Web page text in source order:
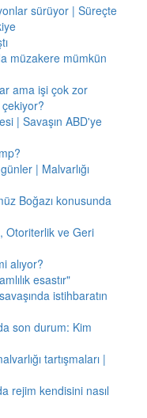
sürüyor | Süreçte
müzakere mümkün
ama işi çok zor
| Savaşın ABD'ye
| Malvarlığı
Boğazı konusunda
Otoriterlik ve Geri
alıyor?
esastır"
istihbaratın
son durum: Kim
tartışmaları |
rejim kendisini nasıl